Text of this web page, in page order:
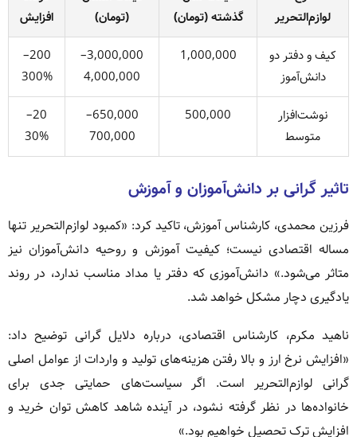
لوازم‌التحریر
گذشته (تومان)
(تومان)
افزایش
کیف و دفتر دو
دانش‌آموز
1,000,000
3,000,000–
4,000,000
200–
300%
نوشت‌افزار
متوسط
500,000
650,000–
700,000
20–
30%
تاثیر گرانی بر دانش‌آموزان و آموزش
فرزین محمدی، کارشناس آموزش، تاکید کرد: «کمبود لوازم‌التحریر تنها
مساله اقتصادی نیست؛ کیفیت آموزش و روحیه دانش‌آموزان نیز
متاثر می‌شود.» دانش‌آموزی که دفتر یا مداد مناسب ندارد، در روند
یادگیری دچار مشکل خواهد شد.
ناهید مکرم، کارشناس اقتصادی، درباره دلایل گرانی توضیح داد:
«افزایش نرخ ارز و بالا رفتن هزینه‌های تولید و واردات از عوامل اصلی
گرانی لوازم‌التحریر است. اگر سیاست‌های حمایتی جدی برای
خانواده‌ها در نظر گرفته نشود، در آینده شاهد کاهش توان خرید و
افزایش ترک تحصیل خواهیم بود.»